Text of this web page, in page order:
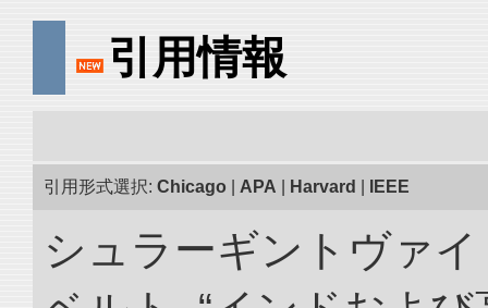
引用情報
引用形式選択: Chicago APA Harvard IEEE
シュラーギントヴァ